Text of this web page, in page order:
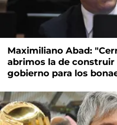
Maximiliano Abad:
abrimos la de
gobierno para los